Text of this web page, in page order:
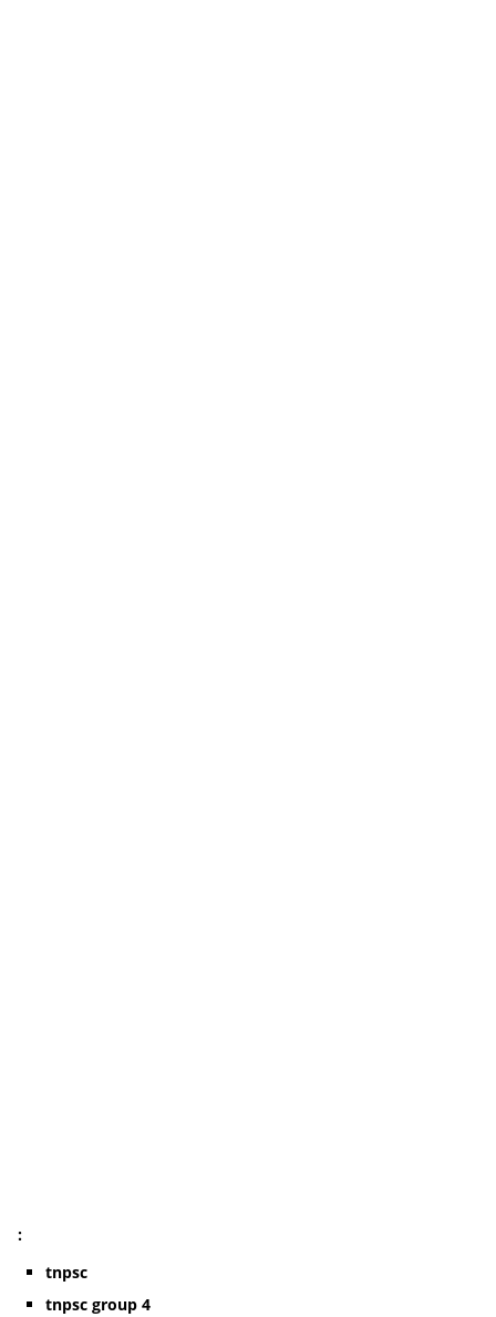
:
tnpsc
tnpsc group 4